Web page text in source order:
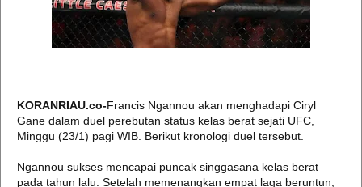
KORANRIAU.co-Francis Ngannou akan menghadapi Ciryl
Gane dalam duel perebutan status kelas berat sejati UFC,
Minggu (23/1) pagi WIB. Berikut kronologi duel tersebut.
Ngannou sukses mencapai puncak singgasana kelas berat
pada tahun lalu. Setelah memenangkan empat laga beruntun,